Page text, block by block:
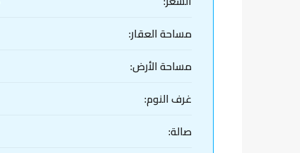
مساحة العقار:
مساحة الأرض:
غرف النوم:
صالة: